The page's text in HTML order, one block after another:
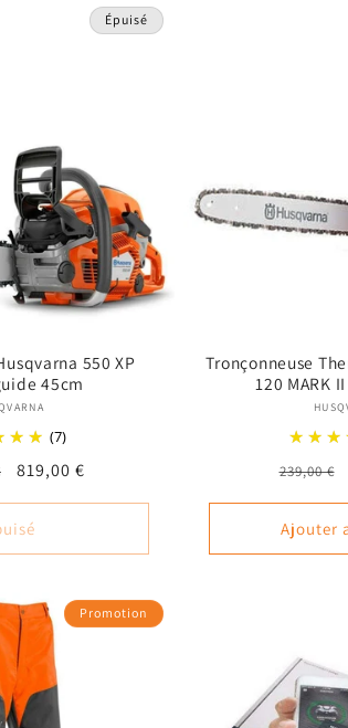
Épuisé
550 XP
45cm
Fournisseur :
(7)
Prix
819,00 €
Tronçonneuse
120 MARK
Prix
239,00 €
Ajouter
Promotion